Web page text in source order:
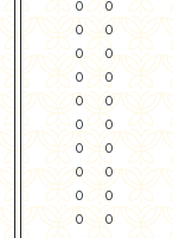
0
0
0
0
0
0
0
0
0
0
0
0
0
0
0
0
0
0
0
0